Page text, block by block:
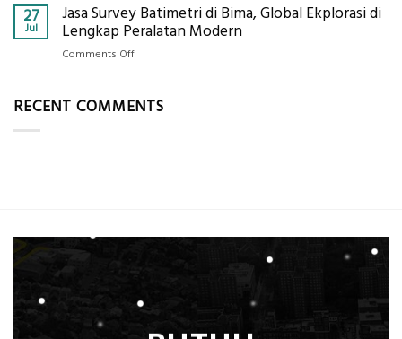
Berikut
Kualifikasi
Lengkap
dengan
Peta
&
Standar
Harga
dalam
27
Jul
Jasa Survey Batimetri di Bima, Global Ekplorasi di
Lengkap Peralatan Modern
Comments Offon
Batimetri
Modern
RECENT COMMENTS